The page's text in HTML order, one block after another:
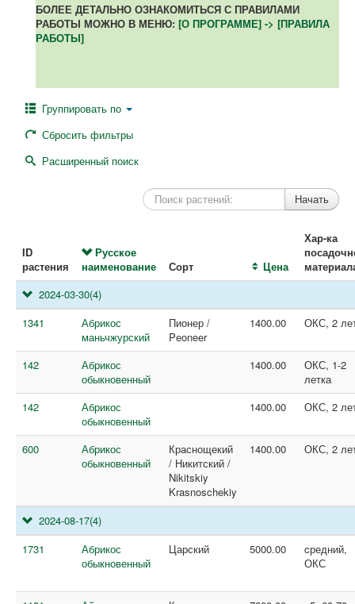
БОЛЕЕ ДЕТАЛЬНО ОЗНАКОМИТЬСЯ С ПРАВИЛАМИ
РАБОТЫ МОЖНО В МЕНЮ: [О ПРОГРАММЕ] -> [ПРАВИЛА
РАБОТЫ]
Группировать по
Сбросить фильтры
Расширенный поиск
ID
растения
Русское
наименование
Сорт Цена
Хар-ка
2024-03-30(4)
1341
Абрикос
маньчжурский
Пионер /
Peoneer
1400.00 ОКС, 2
142
Абрикос
обыкновенный
1400.00
ОКС, 1-2
летка
142
Абрикос
обыкновенный
1400.00 ОКС, 2
600
Абрикос
обыкновенный
Краснощекий
/ Никитский /
Nikitskiy
Krasnoschekiy
1400.00 ОКС, 2
2024-08-17(4)
1731
Абрикос
обыкновенный
Царский 5000.00
cредний,
ОКС